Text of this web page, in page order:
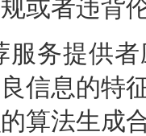
或者违背
服务提供
信息的特
算法生成